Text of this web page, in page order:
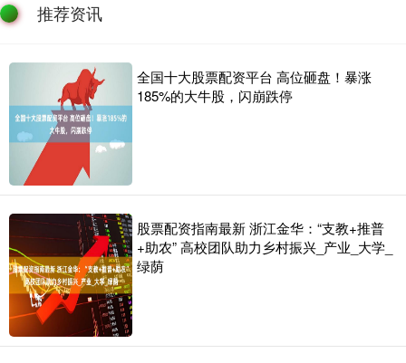
推荐资讯
全国十大股票配资平台 高位砸盘！暴涨
185%的大牛股，闪崩跌停
股票配资指南最新 浙江金华：“支教+推普
+助农” 高校团队助力乡村振兴_产业_大学_
绿荫